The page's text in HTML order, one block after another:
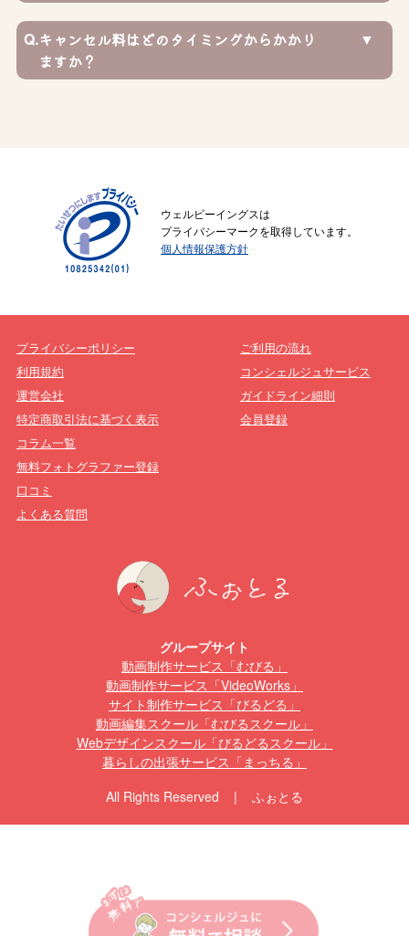
Q.キャンセル料はどのタイミングからかかり
ますか？
ウェルビーイングスは
プライバシーマークを取得しています。
個人情報保護方針
プライバシーポリシー
利用規約
運営会社
特定商取引法に基づく表示
ご利用の流れ
コンシェルジュサービス
ガイドライン細則
会員登録
コラム一覧
無料フォトグラファー登録
口コミ
よくある質問
グループサイト
動画制作サービス「むびる」
動画制作サービス「VideoWorks」
サイト制作サービス「びるどる」
動画編集スクール「むびるスクール」
Webデザインスクール「びるどるスクール」
暮らしの出張サービス「まっちる」
All Rights Reserved | ふぉとる